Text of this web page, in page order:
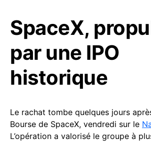
SpaceX,
par une IPO
historique
Le rachat tombe quelques jours
Bourse de SpaceX, vendredi sur le
L’opération a valorisé le groupe à